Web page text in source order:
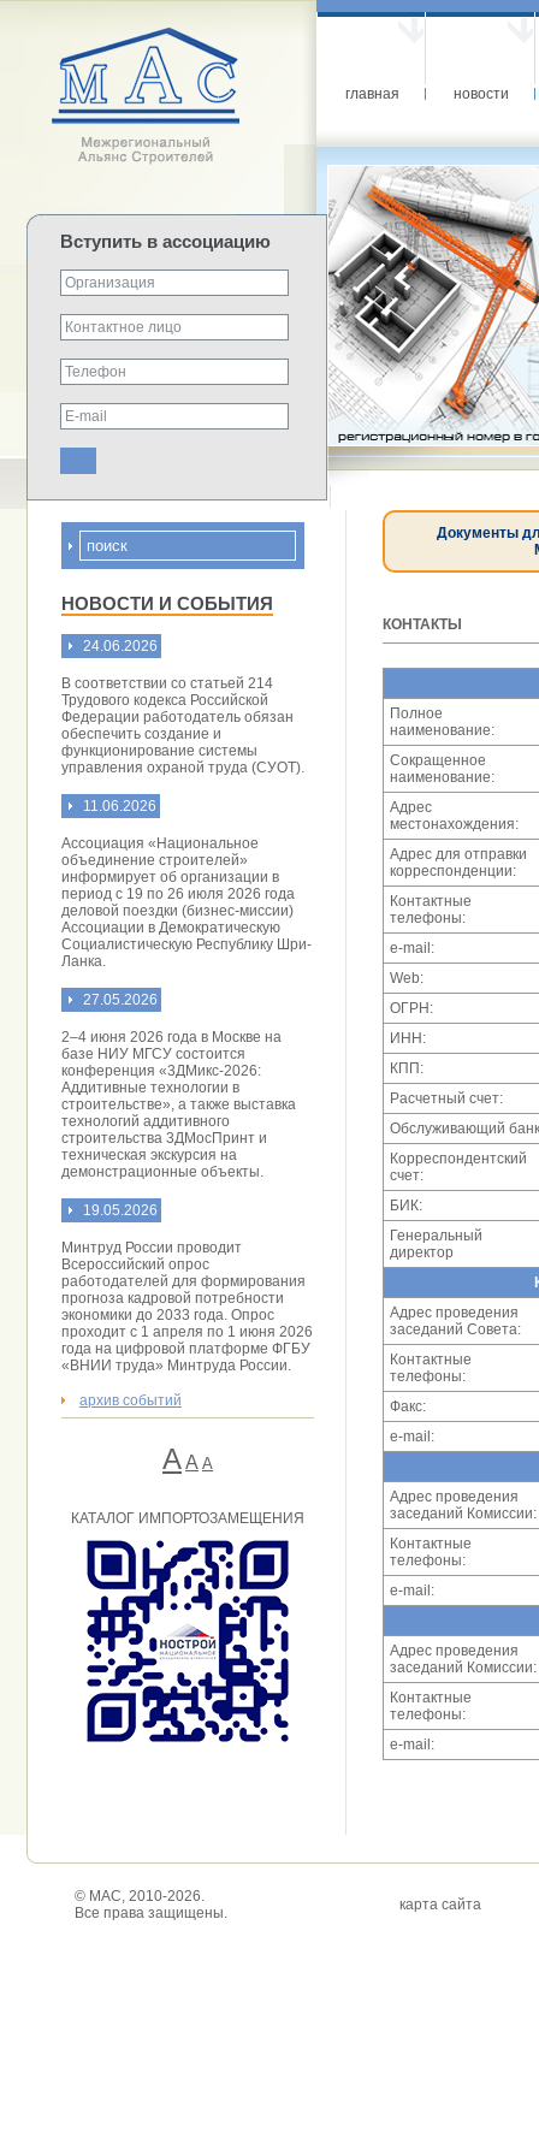
главная новости
Вступить в ассоциацию
НОВОСТИ И СОБЫТИЯ
24.06.2026
В соответствии со статьей 214
Трудового кодекса Российской
Федерации работодатель обязан
обеспечить создание и
функционирование системы
управления охраной труда (СУОТ).
11.06.2026
Ассоциация «Национальное
объединение строителей»
информирует об организации в
период с 19 по 26 июля 2026 года
деловой поездки (бизнес-миссии)
Ассоциации в Демократическую
Социалистическую Республику Шри-
Ланка.
27.05.2026
2–4 июня 2026 года в Москве на
базе НИУ МГСУ состоится
конференция «3ДМикс-2026:
Аддитивные технологии в
строительстве», а также выставка
технологий аддитивного
строительства 3ДМосПринт и
техническая экскурсия на
демонстрационные объекты.
19.05.2026
Минтруд России проводит
Всероссийский опрос
работодателей для формирования
прогноза кадровой потребности
экономики до 2033 года. Опрос
проходит с 1 апреля по 1 июня 2026
года на цифровой платформе ФГБУ
«ВНИИ труда» Минтруда России.
архив событий
АA А
КАТАЛОГ ИМПОРТОЗАМЕЩЕНИЯ
Документы
КОНТАКТЫ
Полное
наименование:
Сокращенное
наименование:
Адрес
местонахождения:
Адрес для отправки
корреспонденции:
Контактные
телефоны:
e-mail:
Web:
ОГРН:
ИНН:
КПП:
Расчетный счет:
Обслуживающий
Корреспондентский
счет:
БИК:
Генеральный
директор
Адрес проведения
заседаний Совета:
Контактные
телефоны:
Факс:
e-mail:
Адрес проведения
заседаний Комиссии:
Контактные
телефоны:
e-mail:
Адрес проведения
заседаний Комиссии:
Контактные
телефоны:
e-mail:
© МАС, 2010-2026.
Все права защищены.
карта сайта